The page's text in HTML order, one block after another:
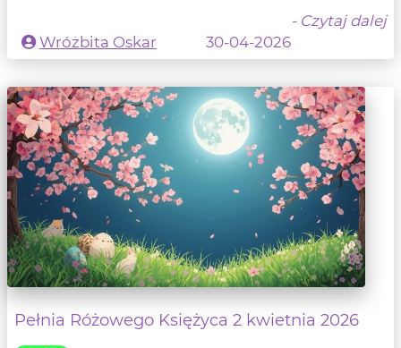
- Czytaj dalej
Wróżbita Oskar
30-04-2026
Pełnia Różowego Księżyca 2 kwietnia 2026